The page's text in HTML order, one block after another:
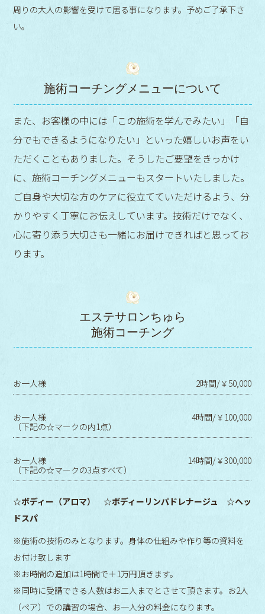
周りの大人の影響を受けて居る事になります。予めご了承下さ
い。
施術コーチングメニューについて
また、お客様の中には「この施術を学んでみたい」「自
分でもできるようになりたい」といった嬉しいお声をい
ただくこともありました。そうしたご要望をきっかけ
に、施術コーチングメニューもスタートいたしました。
ご自身や大切な方のケアに役立てていただけるよう、分
かりやすく丁寧にお伝えしています。技術だけでなく、
心に寄り添う大切さも一緒にお届けできればと思ってお
ります。
エステサロンちゅら
施術コーチング
お一人様 2時間/￥50,000
お一人様
（下記の☆マークの内1点）
4時間/￥100,000
お一人様
（下記の☆マークの3点すべて）
14時間/￥300,000
☆ボディー（アロマ） ☆ボディーリンパドレナージュ ☆ヘッ
ドスパ
※施術の技術のみとなります。身体の仕組みや作り等の資料を
お付け致します
※お時間の追加は1時間で＋1万円頂きます。
※同時に受講できる人数はお二人までとさせて頂きます。お2人
（ペア）での講習の場合、お一人分の料金になります。